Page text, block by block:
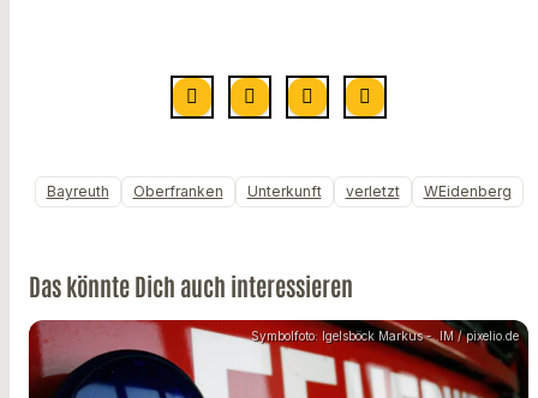
Bayreuth Oberfranken Unterkunft verletzt WEidenberg
Das könnte Dich auch interessieren
Symbolfoto: Igelsböck Markus - .IM / pixelio.de